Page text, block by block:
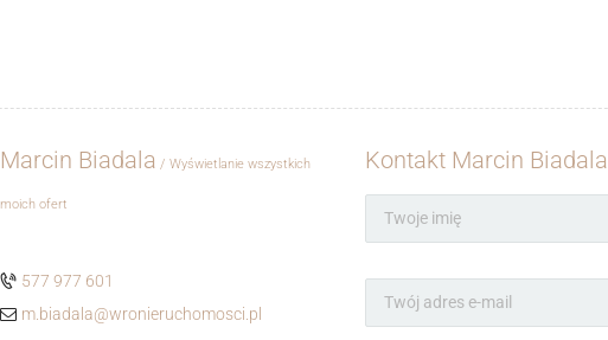
Marcin Biadala Wyświetlanie wszystkich
moich ofert
577 977 601
m.biadala@wronieruchomosci.pl
Kontakt Marcin Biadala